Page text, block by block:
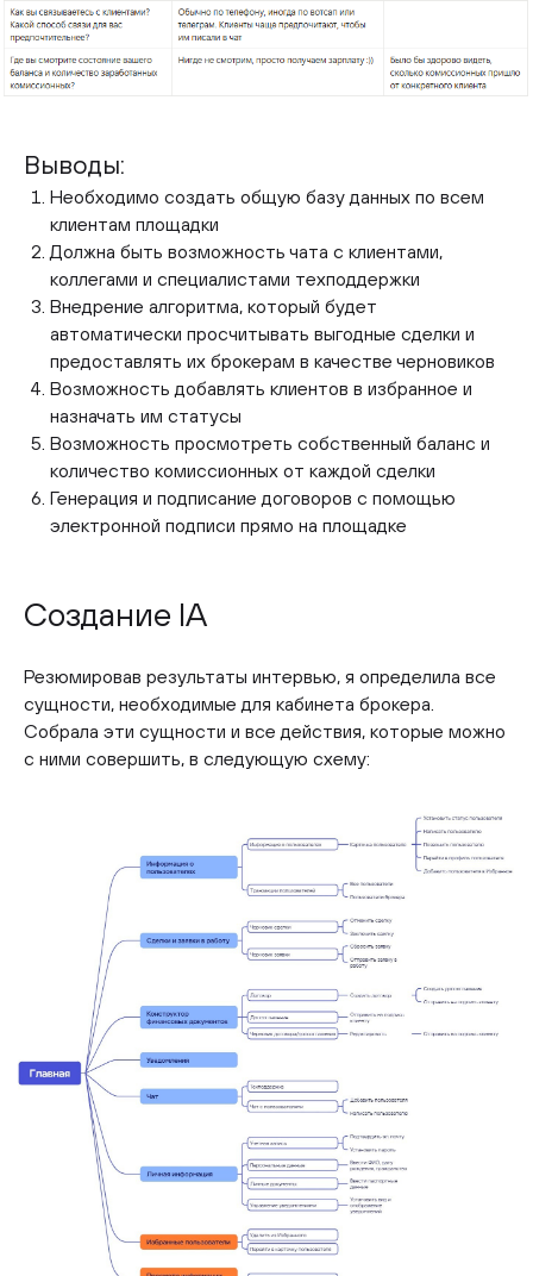
Выводы:
Необходимо создать общую базу данных по всем
клиентам площадки
Должна быть возможность чата с клиентами,
коллегами и специалистами техподдержки
Внедрение алгоритма, который будет
автоматически просчитывать выгодные сделки и
предоставлять их брокерам в качестве черновиков
Возможность добавлять клиентов в избранное и
назначать им статусы
Возможность просмотреть собственный баланс и
количество комиссионных от каждой сделки
Генерация и подписание договоров с помощью
электронной подписи прямо на площадке
Создание IA
Резюмировав результаты интервью, я определила все
сущности, необходимые для кабинета брокера.
Собрала эти сущности и все действия, которые можно
с ними совершить, в следующую схему: